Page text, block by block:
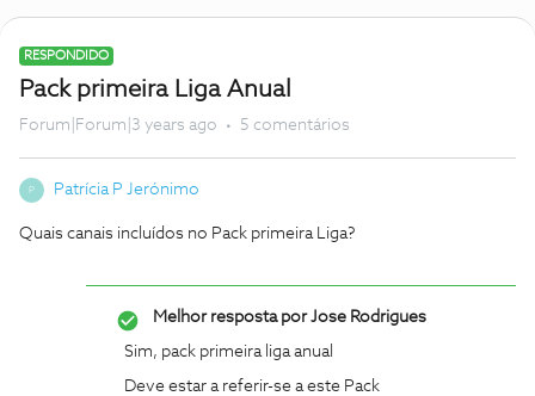
RESPONDIDO
Pack primeira Liga Anual
Forum|Forum|3 years ago 5 comentários
P Patrícia P Jerónimo
Quais canais incluídos no Pack primeira Liga?
Melhor resposta porJose Rodrigues
Sim, pack primeira liga anual
Deve estar a referir-se a este Pack